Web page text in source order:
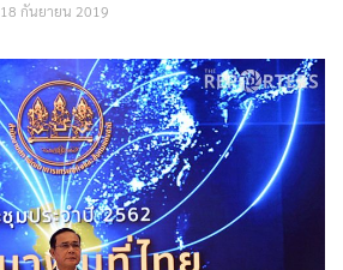
18 กันยายน 2019